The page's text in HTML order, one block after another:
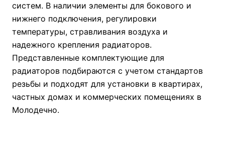
систем. В наличии элементы для бокового и
нижнего подключения, регулировки
температуры, стравливания воздуха и
надежного крепления радиаторов.
Представленные комплектующие для
радиаторов подбираются с учетом стандартов
резьбы и подходят для установки в квартирах,
частных домах и коммерческих помещениях в
Молодечно.